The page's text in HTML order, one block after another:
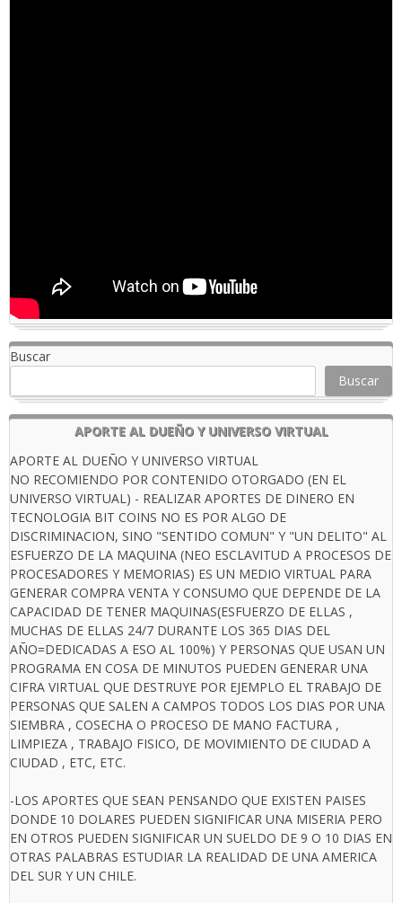
Buscar
Buscar
APORTE AL DUEÑO Y UNIVERSO VIRTUAL
APORTE AL DUEÑO Y UNIVERSO VIRTUAL
NO RECOMIENDO POR CONTENIDO OTORGADO (EN EL
UNIVERSO VIRTUAL) - REALIZAR APORTES DE DINERO EN
TECNOLOGIA BIT COINS NO ES POR ALGO DE
DISCRIMINACION, SINO "SENTIDO COMUN" Y "UN DELITO" AL
ESFUERZO DE LA MAQUINA (NEO ESCLAVITUD A PROCESOS DE
PROCESADORES Y MEMORIAS) ES UN MEDIO VIRTUAL PARA
GENERAR COMPRA VENTA Y CONSUMO QUE DEPENDE DE LA
CAPACIDAD DE TENER MAQUINAS(ESFUERZO DE ELLAS ,
MUCHAS DE ELLAS 24/7 DURANTE LOS 365 DIAS DEL
AÑO=DEDICADAS A ESO AL 100%) Y PERSONAS QUE USAN UN
PROGRAMA EN COSA DE MINUTOS PUEDEN GENERAR UNA
CIFRA VIRTUAL QUE DESTRUYE POR EJEMPLO EL TRABAJO DE
PERSONAS QUE SALEN A CAMPOS TODOS LOS DIAS POR UNA
SIEMBRA , COSECHA O PROCESO DE MANO FACTURA ,
LIMPIEZA , TRABAJO FISICO, DE MOVIMIENTO DE CIUDAD A
CIUDAD , ETC, ETC.
-LOS APORTES QUE SEAN PENSANDO QUE EXISTEN PAISES
DONDE 10 DOLARES PUEDEN SIGNIFICAR UNA MISERIA PERO
EN OTROS PUEDEN SIGNIFICAR UN SUELDO DE 9 O 10 DIAS EN
OTRAS PALABRAS ESTUDIAR LA REALIDAD DE UNA AMERICA
DEL SUR Y UN CHILE.